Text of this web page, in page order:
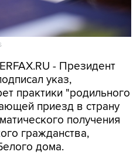
- Президент
указ,
практики "родильного
приезд в страну
получения
гражданства,
дома.